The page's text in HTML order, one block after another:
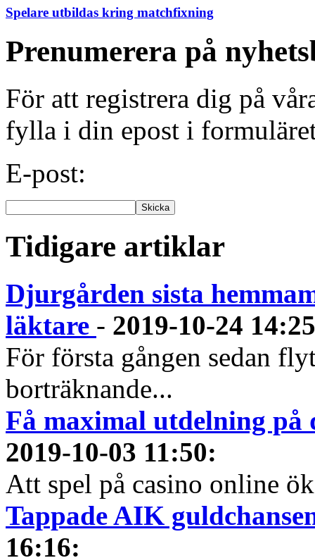
Spelare utbildas kring matchfixning
Prenumerera på
För att registrera dig på
fylla i din epost i
E-post:
Tidigare artiklar
Djurgården sista
läktare - 2019-10-24 14:25
För första gången sedan
borträknande...
Få maximal utdelning
2019-10-03 11:50:
Att spel på casino online
Tappade AIK
16:16: